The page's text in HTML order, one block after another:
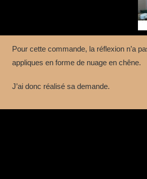
Pour cette commande, la réflexion n’a
appliques en forme de nuage en chêne.
J’ai donc réalisé sa demande.